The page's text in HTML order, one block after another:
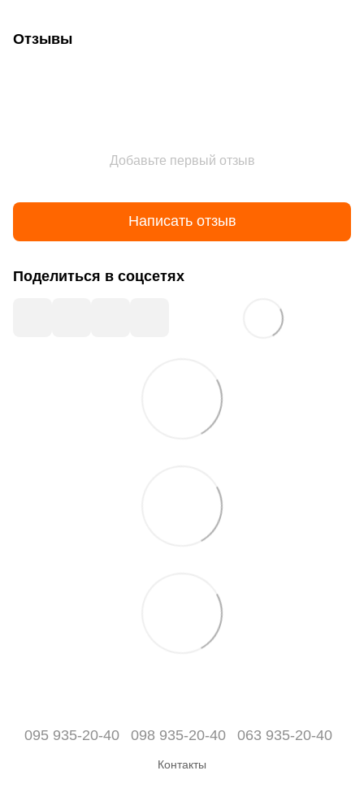
Отзывы
Добавьте первый отзыв
Написать отзыв
Поделиться в соцсетях
095 935-20-40 098 935-20-40 063 935-20-40
Контакты